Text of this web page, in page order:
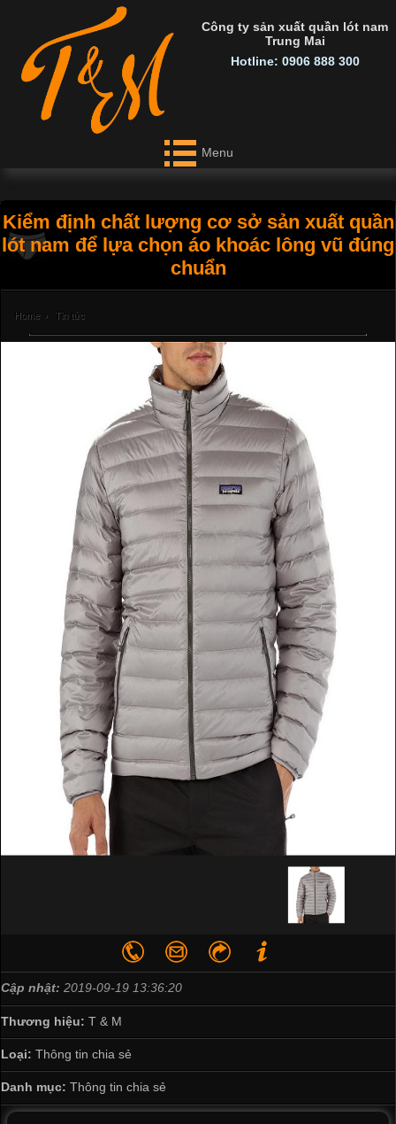
Công ty sản xuất quần lót nam
Trung Mai
Hotline: 0906 888 300
Menu
Kiểm định chất lượng cơ sở sản xuất quần
lót nam để lựa chọn áo khoác lông vũ đúng
chuẩn
Home › Tin tức
Cập nhật: 2019-09-19 13:36:20
Thương hiệu: T & M
Loại: Thông tin chia sẻ
Danh mục: Thông tin chia sẻ